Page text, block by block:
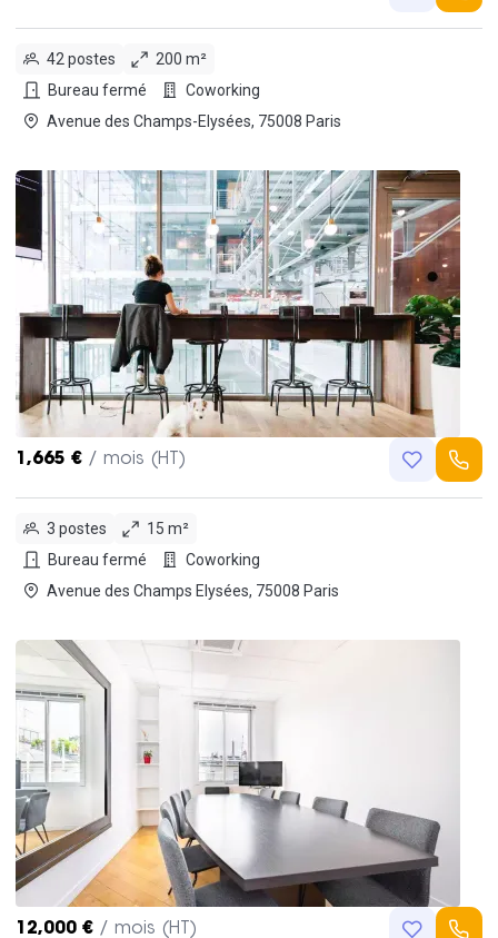
42 postes
200 m²
Bureau fermé
Coworking
Avenue des Champs-Elysées, 75008 Paris
1,665 € / mois (HT)
3 postes
15 m²
Bureau fermé
Coworking
Avenue des Champs Elysées, 75008 Paris
12,000 € / mois (HT)